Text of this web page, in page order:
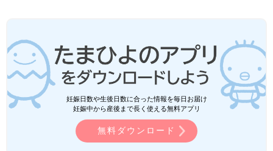
妊娠日数や生後日数に合った情報を毎日お届け
妊娠中から産後まで長く使える無料アプリ
無料ダウンロード